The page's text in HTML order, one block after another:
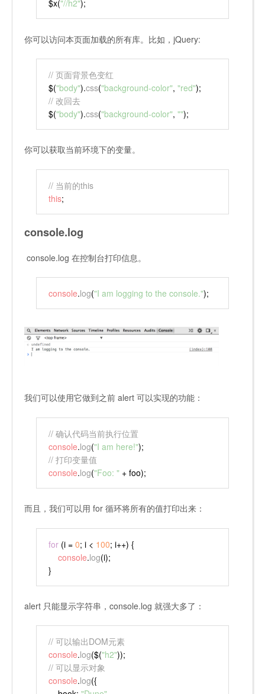
$x("//h2");
你可以访问本页面加载的所有库。比如，jQuery:
// 页面背景色变红
$("body").css("background-color", "red");
// 改回去
$("body").css("background-color", "");
你可以获取当前环境下的变量。
// 当前的this
this;
console.log
console.log 在控制台打印信息。
console.log("I am logging to the console.");
我们可以使用它做到之前 alert 可以实现的功能：
// 确认代码当前执行位置
console.log("I am here!");
// 打印变量值
console.log("Foo: " + foo);
而且，我们可以用 for 循环将所有的值打印出来：
for (i = 0; i < 100; i++) {
console.log(i);
}
alert 只能显示字符串，console.log 就强大多了：
// 可以输出DOM元素
console.log($("h2"));
// 可以显示对象
console.log({